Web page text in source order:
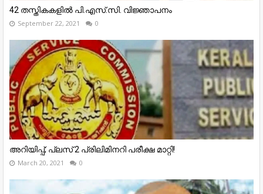
42 തസ്തികകളില്‍ പി.എസ്.സി. വിജ്ഞാപനം
September 22, 2021 0
അറിയിപ്പ്; പ്ലസ് 2 പ്രിലിമിനറി പരീക്ഷ മാറ്റി!
March 20, 2021 0